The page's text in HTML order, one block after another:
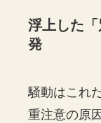
浮上した
発
騒動はこれ
重注意の原